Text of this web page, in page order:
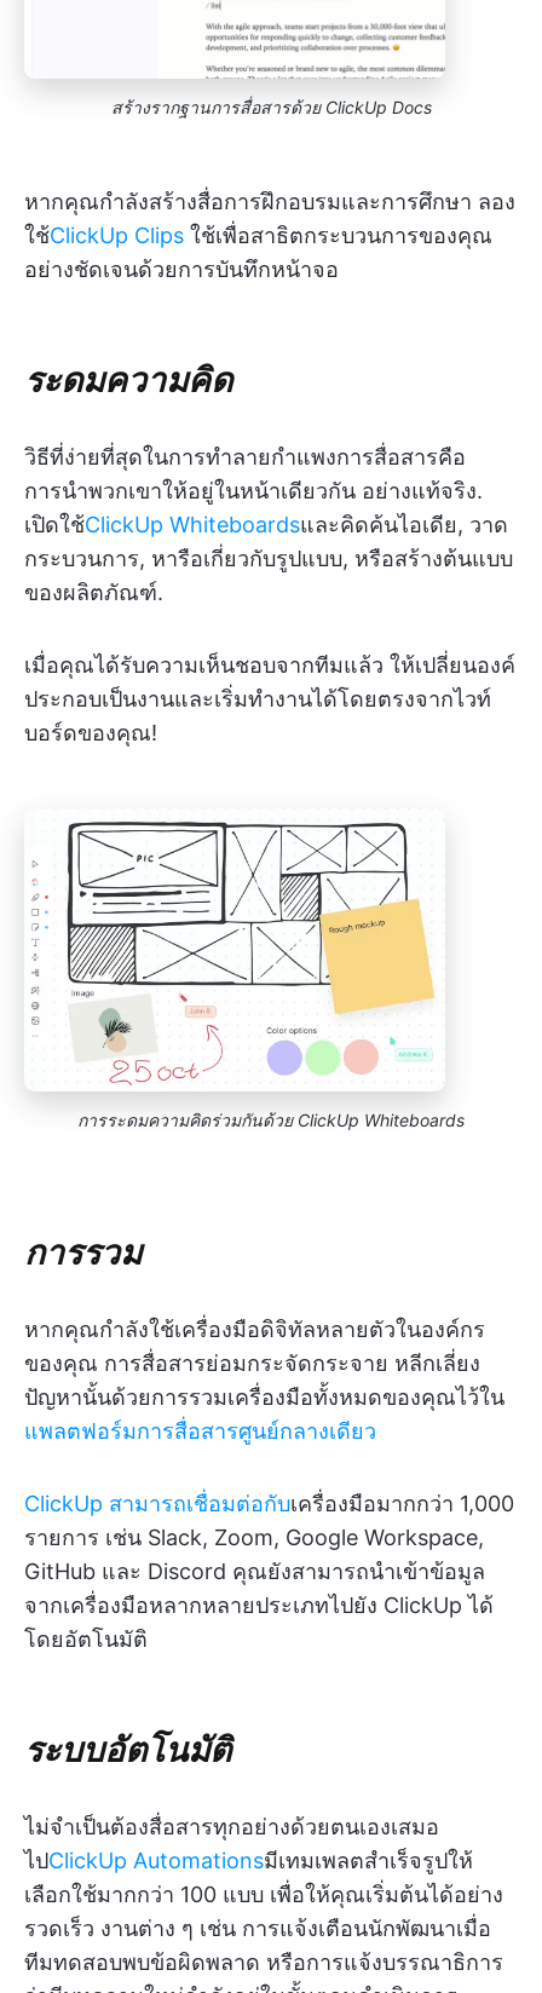
สร้างรากฐานการสื่อสารด้วย ClickUp Docs
หากคุณกำลังสร้างสื่อการฝึกอบรมและการศึกษา ลอง
ใช้ClickUp Clips ใช้เพื่อสาธิตกระบวนการของคุณ
อย่างชัดเจนด้วยการบันทึกหน้าจอ
ระดมความคิด
วิธีที่ง่ายที่สุดในการทำลายกำแพงการสื่อสารคือ
การนำพวกเขาให้อยู่ในหน้าเดียวกัน อย่างแท้จริง.
เปิดใช้ClickUp Whiteboardsและคิดค้นไอเดีย, วาด
กระบวนการ, หารือเกี่ยวกับรูปแบบ, หรือสร้างต้นแบบ
ของผลิตภัณฑ์.
เมื่อคุณได้รับความเห็นชอบจากทีมแล้ว ให้เปลี่ยนองค์
ประกอบเป็นงานและเริ่มทำงานได้โดยตรงจากไวท์
บอร์ดของคุณ!
การระดมความคิดร่วมกันด้วย ClickUp Whiteboards
การรวม
หากคุณกำลังใช้เครื่องมือดิจิทัลหลายตัวในองค์กร
ของคุณ การสื่อสารย่อมกระจัดกระจาย หลีกเลี่ยง
ปัญหานั้นด้วยการรวมเครื่องมือทั้งหมดของคุณไว้ใน
แพลตฟอร์มการสื่อสารศูนย์กลางเดียว
ClickUp สามารถเชื่อมต่อกับเครื่องมือมากกว่า 1,000
รายการ เช่น Slack, Zoom, Google Workspace,
GitHub และ Discord คุณยังสามารถนำเข้าข้อมูล
จากเครื่องมือหลากหลายประเภทไปยัง ClickUp ได้
โดยอัตโนมัติ
ระบบอัตโนมัติ
ไม่จำเป็นต้องสื่อสารทุกอย่างด้วยตนเองเสมอ
ไปClickUp Automationsมีเทมเพลตสำเร็จรูปให้
เลือกใช้มากกว่า 100 แบบ เพื่อให้คุณเริ่มต้นได้อย่าง
รวดเร็ว งานต่าง ๆ เช่น การแจ้งเตือนนักพัฒนาเมื่อ
ทีมทดสอบพบข้อผิดพลาด หรือการแจ้งบรรณาธิการ